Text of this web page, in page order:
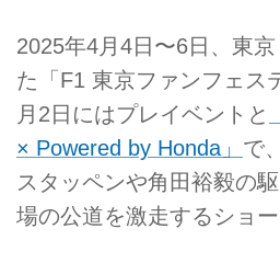
2025年4月4日〜6日、東
た「F1 東京ファンフェス
月2日にはプレイベントと
× Powered by Honda」 で
スタッペンや角田裕毅の
場の公道を激走するショー